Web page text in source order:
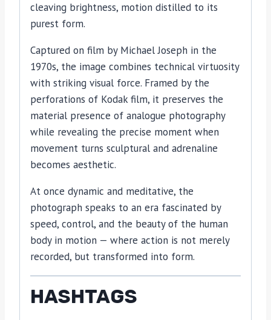
cleaving brightness, motion distilled to its
purest form.
Captured on film by Michael Joseph in the
1970s, the image combines technical virtuosity
with striking visual force. Framed by the
perforations of Kodak film, it preserves the
material presence of analogue photography
while revealing the precise moment when
movement turns sculptural and adrenaline
becomes aesthetic.
At once dynamic and meditative, the
photograph speaks to an era fascinated by
speed, control, and the beauty of the human
body in motion — where action is not merely
recorded, but transformed into form.
HASHTAGS